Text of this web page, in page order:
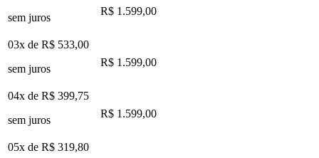
sem juros
R$ 1.599,00
03x de R$ 533,00
sem juros
R$ 1.599,00
04x de R$ 399,75
sem juros
R$ 1.599,00
05x de R$ 319,80